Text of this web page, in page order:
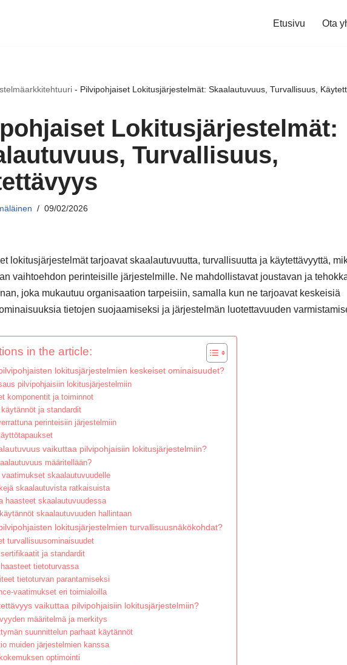
Etusivu Ota
- Pilvipohjaiset Lokitusjärjestelmät: Skaalautuvuus, Turvallisuus,
Lokitusjärjestelmät:
Turvallisuus,
09/02/2026
lokitusjärjestelmät tarjoavat skaalautuvuutta, turvallisuutta ja käytettävyyttä,
vaihtoehdon perinteisille järjestelmille. Ne mahdollistavat joustavan ja
joka mukautuu organisaation tarpeisiin, samalla kun ne tarjoavat keskeisiä
tietojen suojaamiseksi ja järjestelmän luotettavuuden
in the article:
lokitusjärjestelmien keskeiset ominaisuudet?
pilvipohjaisiin lokitusjärjestelmiin
komponentit ja toiminnot
ja standardit
perinteisiin järjestelmiin
vaikuttaa pilvipohjaisiin lokitusjärjestelmiin?
määritellään?
vaatimukset skaalautuvuudelle
skaalautuvista ratkaisuista
haasteet skaalautuvuudessa
skaalautuvuuden hallintaan
lokitusjärjestelmien turvallisuusnäkökohdat?
turvallisuusominaisuudet
ja standardit
tietoturvassa
tietoturvan parantamiseksi
vaatimukset eri toimialoilla
vaikuttaa pilvipohjaisiin lokitusjärjestelmiin?
määritelmä ja merkitys
suunnittelun parhaat käytännöt
muiden järjestelmien kanssa
optimointi